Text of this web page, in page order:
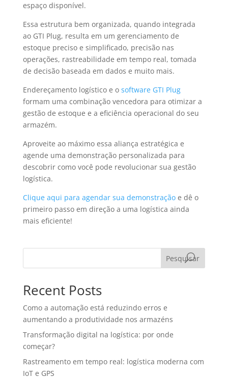
espaço disponível.
Essa estrutura bem organizada, quando integrada
ao GTI Plug, resulta em um gerenciamento de
estoque preciso e simplificado, precisão nas
operações, rastreabilidade em tempo real, tomada
de decisão baseada em dados e muito mais.
Endereçamento logístico e o software GTI Plug
formam uma combinação vencedora para otimizar a
gestão de estoque e a eficiência operacional do seu
armazém.
Aproveite ao máximo essa aliança estratégica e
agende uma demonstração personalizada para
descobrir como você pode revolucionar sua gestão
logística.
Clique aqui para agendar sua demonstraçãoe dê o
primeiro passo em direção a uma logística ainda
mais eficiente!
Pesquisar
Recent Posts
Como a automação está reduzindo erros e
aumentando a produtividade nos armazéns
Transformação digital na logística: por onde
começar?
Rastreamento em tempo real: logística moderna com
IoT e GPS